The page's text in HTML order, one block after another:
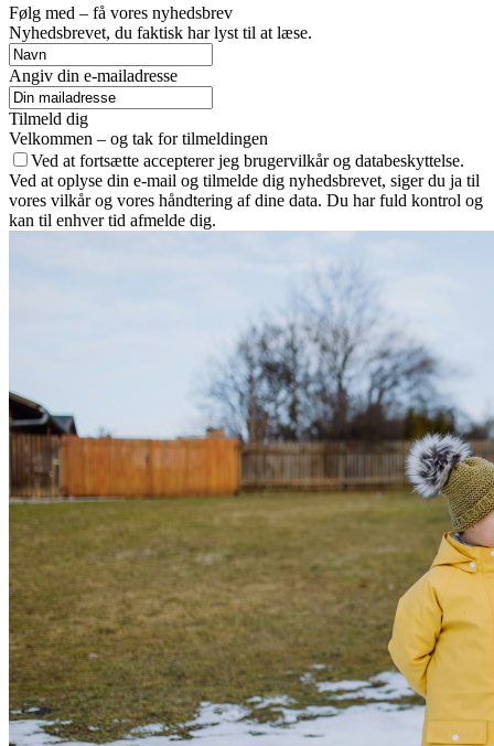
Følg med – få vores nyhedsbrev
Nyhedsbrevet, du faktisk har lyst til at læse.
Angiv din e-mailadresse
Tilmeld dig
Velkommen – og tak for tilmeldingen
Ved at fortsætte accepterer jeg brugervilkår og databeskyttelse.
Ved at oplyse din e-mail og tilmelde dig nyhedsbrevet, siger du ja til
vores vilkår og vores håndtering af dine data. Du har fuld kontrol og
kan til enhver tid afmelde dig.